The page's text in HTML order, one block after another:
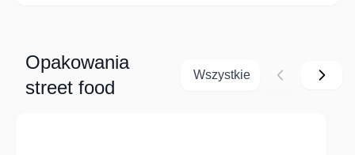
Opakowania
street food
Wszystkie